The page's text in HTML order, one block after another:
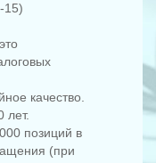
15)
качество.
лет.
позиций в
(при